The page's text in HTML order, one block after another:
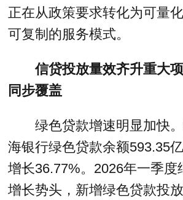
正在从政策要求转化为可量
可复制的服务模式。
信贷投放量效齐升重大
同步覆盖
绿色贷款增速明显加快
海银行绿色贷款余额593.35
增长36.77%。2026年一季度
增长势头，新增绿色贷款投